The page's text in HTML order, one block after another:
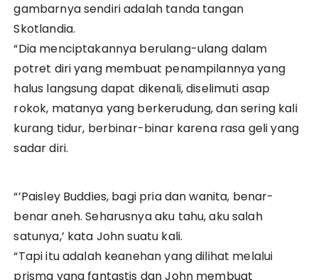
gambarnya sendiri adalah tanda tangan
Skotlandia.
“Dia menciptakannya berulang-ulang dalam
potret diri yang membuat penampilannya yang
halus langsung dapat dikenali, diselimuti asap
rokok, matanya yang berkerudung, dan sering kali
kurang tidur, berbinar-binar karena rasa geli yang
sadar diri.
“’Paisley Buddies, bagi pria dan wanita, benar-
benar aneh. Seharusnya aku tahu, aku salah
satunya,’ kata John suatu kali.
“Tapi itu adalah keanehan yang dilihat melalui
prisma yang fantastis dan John membuat